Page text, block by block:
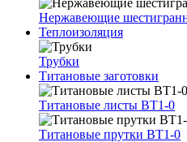
Нержавеющие
Теплоизоляция
Трубки
Титановые заготовки
Титановые листы ВТ1-0
Титановые прутки ВТ1-0